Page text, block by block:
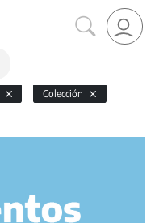
Colección